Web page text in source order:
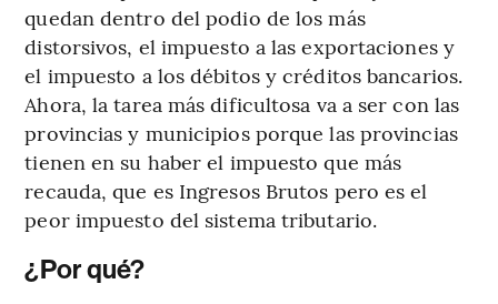
quedan dentro del podio de los más
distorsivos, el impuesto a las exportaciones y
el impuesto a los débitos y créditos bancarios.
Ahora, la tarea más dificultosa va a ser con las
provincias y municipios porque las provincias
tienen en su haber el impuesto que más
recauda, que es Ingresos Brutos pero es el
peor impuesto del sistema tributario.
¿Por qué?